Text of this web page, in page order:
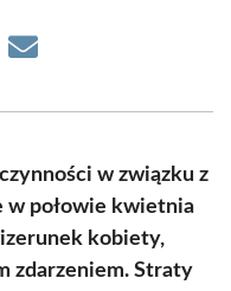
Share
w związku z
w połowie kwietnia
kobiety,
zdarzeniem. Straty